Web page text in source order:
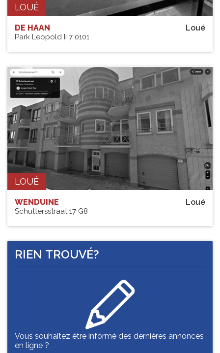
LOUÉ
Loué
DE HAAN
Park Leopold II 7 0101
LOUÉ
Loué
WENDUINE
Schuttersstraat 17 G8
RIEN TROUVÉ?
Vous souhaitez être informé des dernières annonces
en ligne ?